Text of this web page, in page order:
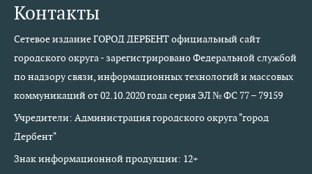
Контакты
Сетевое издание ГОРОД ДЕРБЕНТ официальный сайт
городского округа - зарегистрировано Федеральной службой
по надзору связи, информационных технологий и массовых
коммуникаций от 02.10.2020 года серия ЭЛ № ФС 77 – 79159
Учредители: Администрация городского округа "город
Дербент"
Знак информационной продукции: 12+